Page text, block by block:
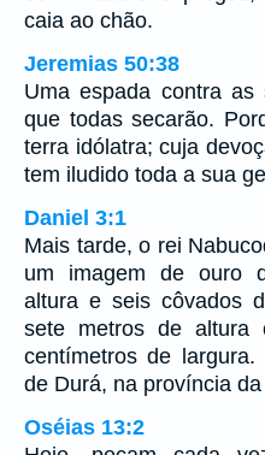
caia ao chão.
Jeremias 50:38
Uma espada contra
que todas secarão.
terra idólatra; cuja
tem iludido toda a sua
Daniel 3:1
Mais tarde, o rei
um imagem de ouro
altura e seis côvados
sete metros de altura
centímetros de
de Durá, na província
Oséias 13:2